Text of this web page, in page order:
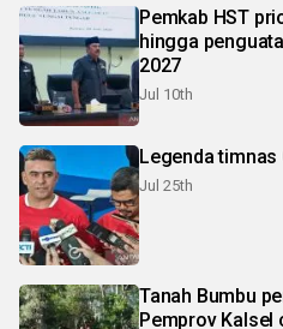
Pemkab HST
hingga
2027
Jul 10th
Legenda
Jul 25th
Tanah Bumbu
Pemprov Kalsel